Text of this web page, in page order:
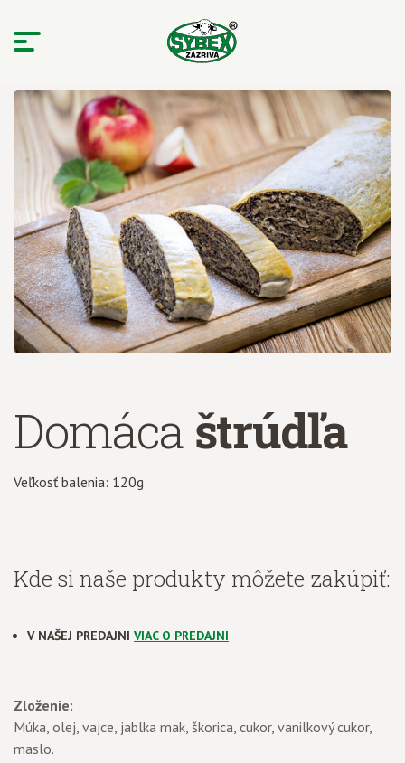
Domáca štrúdľa
Veľkosť balenia: 120g
Kde si naše produkty môžete zakúpiť:
V NAŠEJ PREDAJNI VIAC O PREDAJNI
Zloženie:
Múka, olej, vajce, jablka mak, škorica, cukor, vanilkový cukor,
maslo.